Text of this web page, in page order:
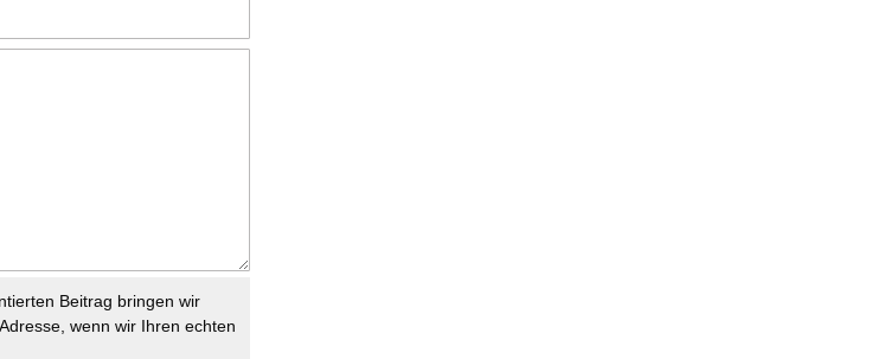
Beitrag bringen wir
wenn wir Ihren echten